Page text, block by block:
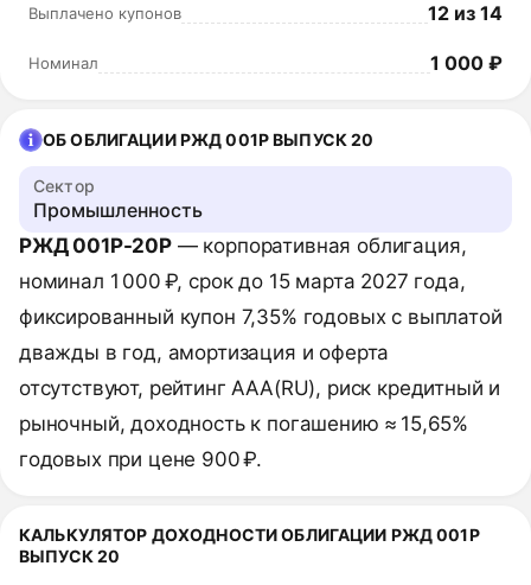
Выплачено купонов 12 из 14
Номинал 1 000 ₽
ОБ ОБЛИГАЦИИ РЖД 001Р ВЫПУСК 20
Сектор
Промышленность
РЖД 001Р-20Р— корпоративная облигация,
номинал 1 000 ₽, срок до 15 марта 2027 года,
фиксированный купон 7,35% годовых с выплатой
дважды в год, амортизация и оферта
отсутствуют, рейтинг AAA(RU), риск кредитный и
рыночный, доходность к погашению ≈ 15,65%
годовых при цене 900 ₽.
КАЛЬКУЛЯТОР ДОХОДНОСТИ ОБЛИГАЦИИ РЖД 001Р
ВЫПУСК 20